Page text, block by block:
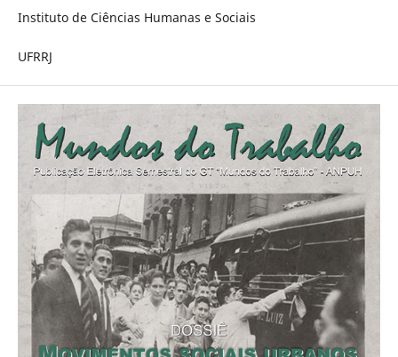
Instituto de Ciências Humanas e Sociais
UFRRJ